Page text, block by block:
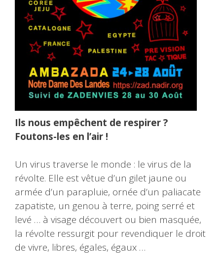
Ils nous empêchent de respirer ?
Foutons-les en l’air !
Un virus traverse le monde : le virus de la
révolte. Elle est vêtue d’un gilet jaune ou
armée d’un parapluie, ornée d’un paliacate
zapatiste, un genou à terre, poing serré et
levé … à visage découvert ou bien masquée,
la révolte ressurgit pour revendiquer le droit
de vivre, libres, égales, égaux …